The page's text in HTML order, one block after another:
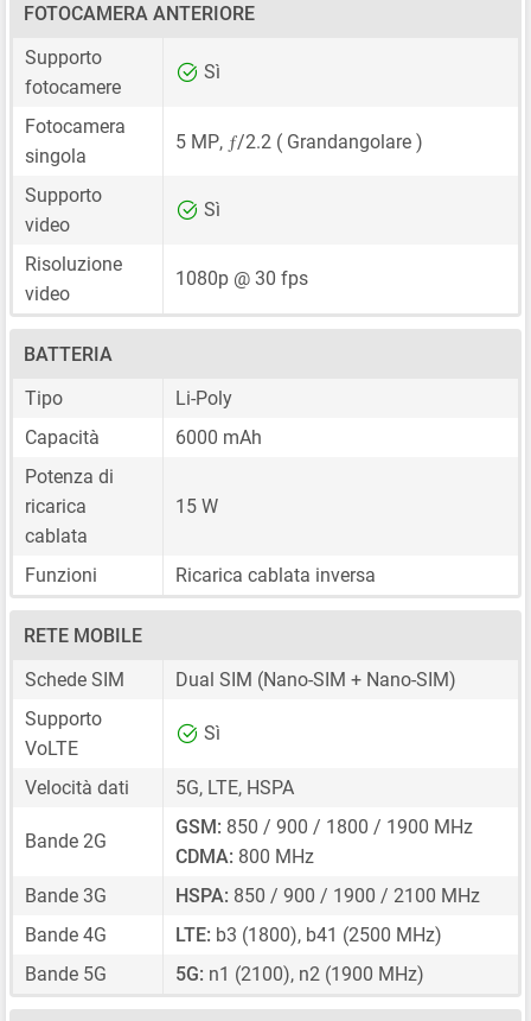
FOTOCAMERA ANTERIORE
Supporto
fotocamere
Sì
Fotocamera
singola
5 MP, ƒ/2.2 ( Grandangolare )
Supporto
video
Sì
Risoluzione
video
1080p @ 30 fps
BATTERIA
Tipo
Li-Poly
Capacità
6000 mAh
Potenza di
ricarica
cablata
15 W
Funzioni Ricarica cablata inversa
RETE MOBILE
Schede SIM
Dual SIM (Nano-SIM + Nano-SIM)
Supporto
VoLTE
Sì
Velocità dati 5G, LTE, HSPA
Bande 2G
GSM: 850 / 900 / 1800 / 1900 MHz
CDMA: 800 MHz
Bande 3G
HSPA: 850 / 900 / 1900 / 2100 MHz
Bande 4G
LTE: b3 (1800), b41 (2500 MHz)
Bande 5G
5G: n1 (2100), n2 (1900 MHz)